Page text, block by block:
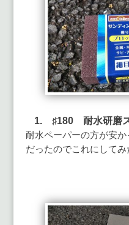
1. ♯180 耐水研磨
耐水ペーパーの方が安
だったのでこれにしてみ